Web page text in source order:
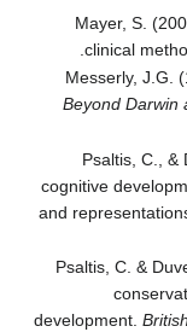
Mayer, S.
clinical
Messerly, J.G.
Beyond Darwin
Psaltis, C., &
cognitive
and
Psaltis, C. &
development.